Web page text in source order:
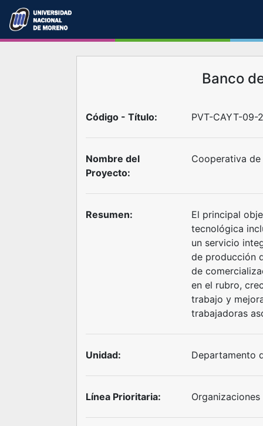
Banco
Código - Título: PVT-CAYT-09-
Nombre del
Proyecto:
Cooperativa
Resumen:
El principal
tecnológica
un servicio
de producción
de
en el rubro,
trabajo y
trabajadoras
Unidad: Departamento
Línea Prioritaria: